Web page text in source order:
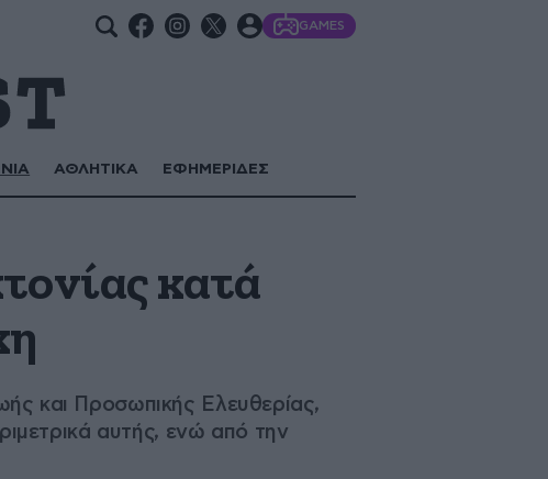
GAMES
ΑΘΛΗΤΙΚΑ ΕΦΗΜΕΡΙΔΕΣ
κατά
και Προσωπικής Ελευθερίας,
αυτής, ενώ από την